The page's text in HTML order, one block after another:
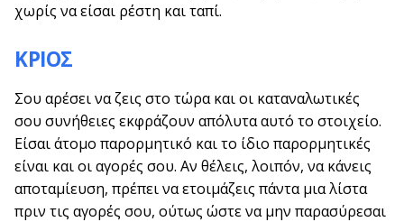
χωρίς να είσαι ρέστη και ταπί.
ΚΡΙΟΣ
Σου αρέσει να ζεις στο τώρα και οι καταναλωτικές
σου συνήθειες εκφράζουν απόλυτα αυτό το στοιχείο.
Είσαι άτομο παρορμητικό και το ίδιο παρορμητικές
είναι και οι αγορές σου. Αν θέλεις, λοιπόν, να κάνεις
αποταμίευση, πρέπει να ετοιμάζεις πάντα μια λίστα
πριν τις αγορές σου, ούτως ώστε να μην παρασύρεσαι